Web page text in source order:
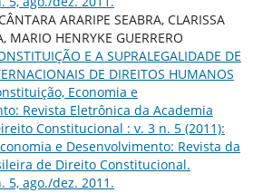
ARARIPE SEABRA, CLARISSA
MARIO HENRYKE GUERRERO
E A SUPRALEGALIDADE DE
DE DIREITOS HUMANOS
Economia e
Revista Eletrônica da Academia
Constitucional : v. 3 n. 5 (2011):
e Desenvolvimento: Revista da
de Direito Constitucional.
5, ago./dez. 2011.